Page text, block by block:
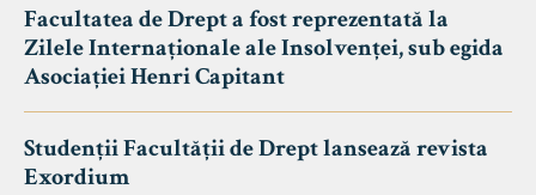
Facultatea de Drept a fost reprezentată la
Zilele Internaționale ale Insolvenței, sub egida
Asociației Henri Capitant
Studenții Facultății de Drept lansează revista
Exordium